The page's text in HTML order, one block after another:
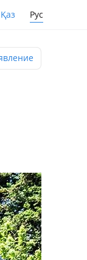
Қаз Рус